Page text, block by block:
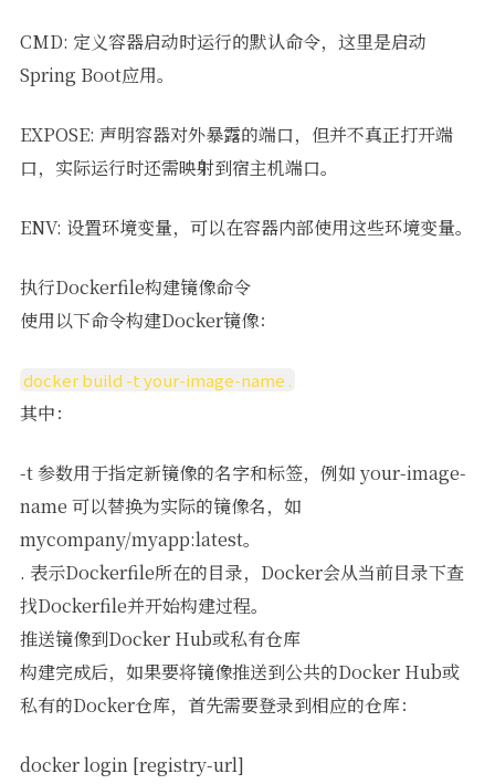
CMD: 定义容器启动时运行的默认命令，这里是启动
Spring Boot应用。
EXPOSE: 声明容器对外暴露的端口，但并不真正打开端
口，实际运行时还需映射到宿主机端口。
ENV: 设置环境变量，可以在容器内部使用这些环境变量。
执行Dockerfile构建镜像命令
使用以下命令构建Docker镜像：
docker build -t your-image-name .
其中：
-t 参数用于指定新镜像的名字和标签，例如 your-image-
name 可以替换为实际的镜像名，如
mycompany/myapp:latest。
. 表示Dockerfile所在的目录，Docker会从当前目录下查
找Dockerfile并开始构建过程。
推送镜像到Docker Hub或私有仓库
构建完成后，如果要将镜像推送到公共的Docker Hub或
私有的Docker仓库，首先需要登录到相应的仓库：
docker login [registry-url]